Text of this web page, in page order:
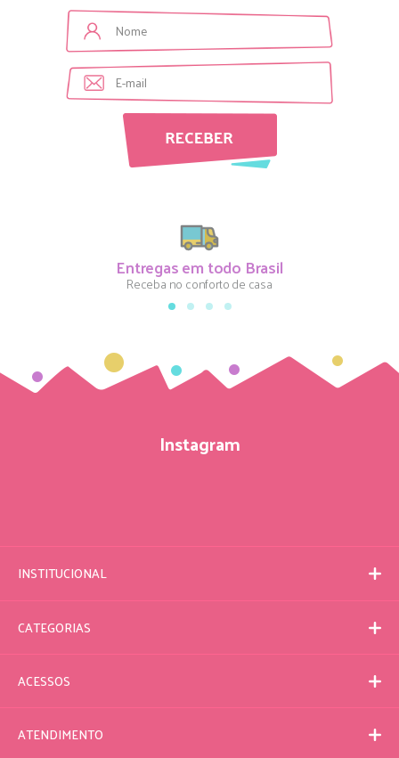
Entregas em todo Brasil
Receba no conforto de casa
Instagram
INSTITUCIONAL
CATEGORIAS
ACESSOS
ATENDIMENTO